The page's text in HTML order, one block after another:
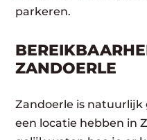
parkeren.
ZANDOERLE
Zandoerle is natuurlijk
een locatie hebben in